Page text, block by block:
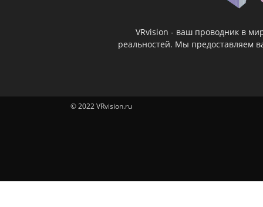
VRvision - ваш проводник в
реальностей. Мы предоставляем
© 2022 VRvision.ru